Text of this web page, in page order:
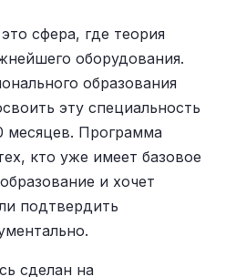
сфера, где теория
оборудования.
образования
эту специальность
месяцев. Программа
кто уже имеет базовое
и хочет
подтвердить
сделан на